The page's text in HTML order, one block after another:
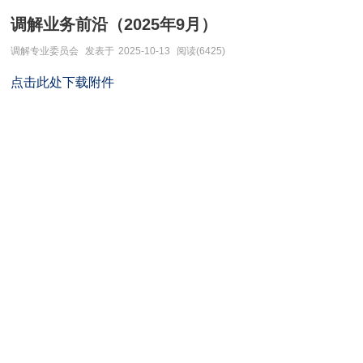
调解业务前沿（2025年9月）
调解专业委员会 发表于 2025-10-13 阅读(6425)
点击此处下载附件